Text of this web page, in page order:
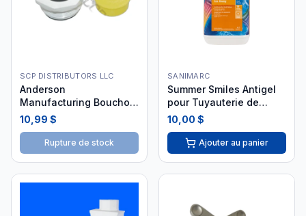
SCP DISTRIBUTORS LLC
Anderson
Manufacturing Bouchon
d'Hivernisation 1-1/2"
10,99 $
Rupture de stock
SANIMARC
Summer Smiles Antigel
pour Tuyauterie de
Piscine 4L
10,00 $
Ajouter au panier